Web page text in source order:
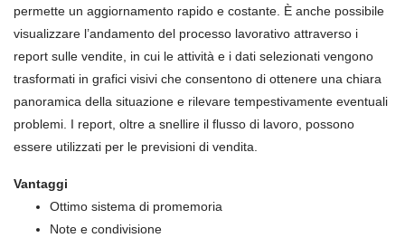
permette un aggiornamento rapido e costante. È anche possibile
visualizzare l’andamento del processo lavorativo attraverso i
report sulle vendite, in cui le attività e i dati selezionati vengono
trasformati in grafici visivi che consentono di ottenere una chiara
panoramica della situazione e rilevare tempestivamente eventuali
problemi. I report, oltre a snellire il flusso di lavoro, possono
essere utilizzati per le previsioni di vendita.
Vantaggi
Ottimo sistema di promemoria
Note e condivisione